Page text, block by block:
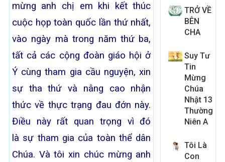
mừng anh chị em khi kết thúc
cuộc họp toàn quốc lần thứ nhất,
vào ngày mà trong năm thứ ba,
tất cả các cộng đoàn giáo hội ở
Ý cùng tham gia cầu nguyện, xin
sự tha thứ và nâng cao nhận
thức về thực trạng đau đớn này.
Điều này rất quan trọng vì đó
là sự tham gia của toàn thể dân
Chúa. Và tôi xin chúc mừng anh
TRỞ VỀ
BÊN
CHA
Suy Tư
Tin
Mừng
Chúa
Nhật 13
Thường
Niên A
Tôi Là
Con